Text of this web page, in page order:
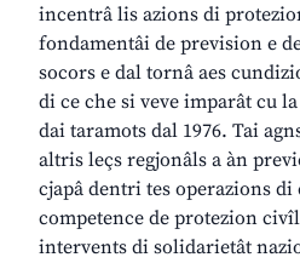
incentrâ lis azions di
fondamentâi de prevision e
socors e dal tornâ aes
di ce che si veve imparât cu
dai taramots dal 1976. Tai
altris leçs regjonâls a àn
cjapâ dentri tes operazions di
competence de protezion
intervents di solidarietât